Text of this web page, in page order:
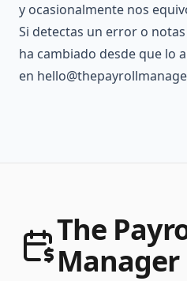
y ocasionalmente nos
Si detectas un error o
ha cambiado desde que lo
en
The
Manager